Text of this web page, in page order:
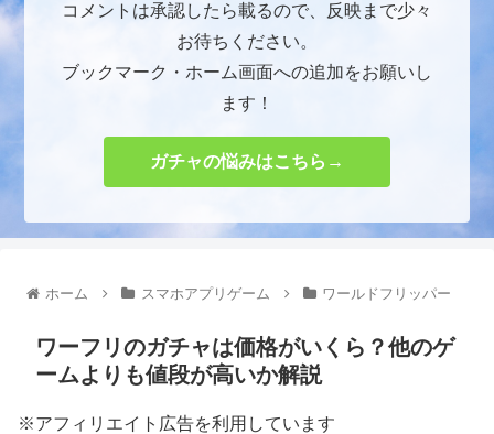
コメントは承認したら載るので、反映まで少々
お待ちください。
ブックマーク・ホーム画面への追加をお願いし
ます！
ガチャの悩みはこちら→
ホーム スマホアプリゲーム ワールドフリッパー
ワーフリのガチャは価格がいくら？他のゲ
ームよりも値段が高いか解説
※アフィリエイト広告を利用しています